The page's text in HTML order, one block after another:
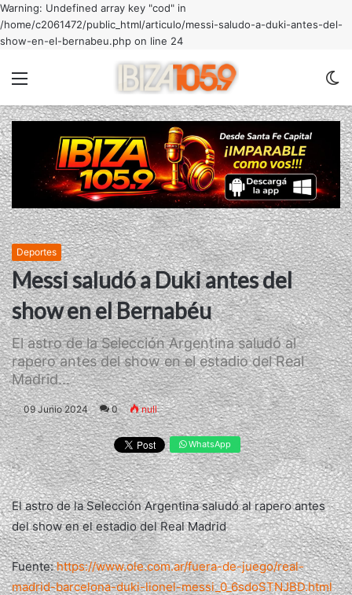
Warning: Undefined array key "cod" in
/home/c2061472/public_html/articulo/messi-saludo-a-duki-antes-del-
show-en-el-bernabeu.php on line 24
Deportes
Messi saludó a Duki antes del
show en el Bernabéu
El astro de la Selección Argentina saludó al
rapero antes del show en el estadio del Real
Madrid...
09 Junio 2024 0 null
WhatsApp
El astro de la Selección Argentina saludó al rapero antes
del show en el estadio del Real Madrid
Fuente:https://www.ole.com.ar/fuera-de-juego/real-
madrid-barcelona-duki-lionel-messi_0_6sdoSTNJBD.html